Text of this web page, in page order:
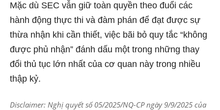
Mặc dù SEC vẫn giữ toàn quyền theo đuổi các
hành động thực thi và đàm phán để đạt được sự
thừa nhận khi cần thiết, việc bãi bỏ quy tắc “không
được phủ nhận” đánh dấu một trong những thay
đổi thủ tục lớn nhất của cơ quan này trong nhiều
thập kỷ.
Disclaimer: Nghị quyết số 05/2025/NQ-CP ngày 9/9/2025 của